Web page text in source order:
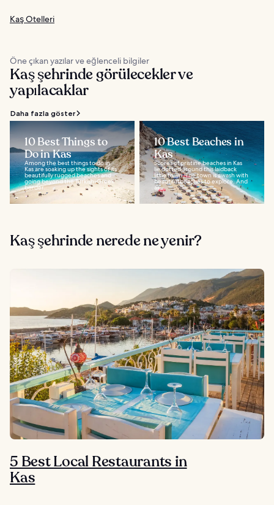
Kaş Otelleri
Öne çıkan yazılar ve eğlenceli bilgiler
Kaş şehrinde görülecekler ve
yapılacaklar
Daha fazla göster
10 Best Things to
Do in Kas
Among the best things to do in
Kas are soaking up the sights of its
beautifully rugged beaches and
going beyond the Turkish-Greek
border...
10 Best Beaches in
Kas
Scores of pristine beaches in Kas
lie dotted around this laidback
little town. The town is awash with
beautiful beaches to explore. And
as...
Kaş şehrinde nerede ne yenir?
5 Best Local Restaurants in
Kas